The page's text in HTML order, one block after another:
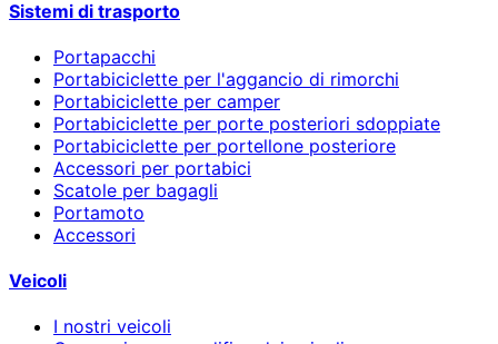
Sistemi di trasporto
Portapacchi
Portabiciclette per l'aggancio di rimorchi
Portabiciclette per camper
Portabiciclette per porte posteriori sdoppiate
Portabiciclette per portellone posteriore
Accessori per portabici
Scatole per bagagli
Portamoto
Accessori
Veicoli
I nostri veicoli